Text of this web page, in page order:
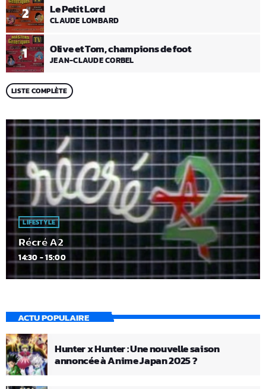
1 Olive et Tom, champions de foot
JEAN-CLAUDE CORBEL
2 Le Petit Lord
CLAUDE LOMBARD
LISTE COMPLÈTE
LIFESTYLE
Récré A2
14:30 - 15:00
ACTU POPULAIRE
Hunter x Hunter : Une nouvelle saison
annoncée à Anime Japan 2025 ?